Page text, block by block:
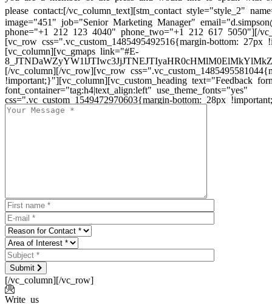
please contact:[/vc_column_text][stm_contact style="style_2"
image="451" job="Senior Marketing Manager"
phone="+1 212 123 4040" phone_two="+1 212 617 5050"][/
[vc_row css=".vc_custom_1485495492516{margin-bottom: 27px
[vc_column][vc_gmaps link="#E-
[/vc_column][/vc_row][vc_row
!important;}"][vc_column][vc_custom_heading text="Feedback
font_container="tag:h4|text_align:left" use_theme_fonts="yes"
css=".vc_custom_1549472970603{margin-bottom: 28px
Submit
[/vc_column][/vc_row]
Write us